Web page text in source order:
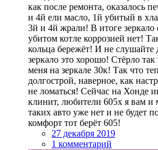
как после ремонта, оказалось
и 4й ели масло, 1й убитый в
3й и 4й жрали! В итоге зеркало
убитом котле коррозией нет!
кольца бережёт! И не слушайте
зеркало это хорошо! Стёрло
меня на зеркале 30к! Так что
долгострой, наверное, как
не ломаться! Сейчас на Хонде
клинит, любители 605х я вам и
таких авто уже нет и не будет
комфорт тот берёт 605!
27 декабря 2019
1 комментарий